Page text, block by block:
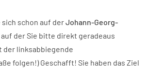
schon auf derJohann-Georg-
auf der Sie bitte direkt geradeaus
der linksabbiegende
folgen!) Geschafft! Sie haben das Ziel